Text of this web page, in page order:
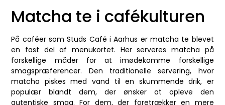
Matcha te i cafékulturen
På caféer som Studs Café i Aarhus er matcha te blevet
en fast del af menukortet. Her serveres matcha på
forskellige måder for at imødekomme forskellige
smagspræferencer. Den traditionelle servering, hvor
matcha piskes med vand til en skummende drik, er
populær blandt dem, der ønsker at opleve den
autentiske smag. For dem, der foretrækker en mere